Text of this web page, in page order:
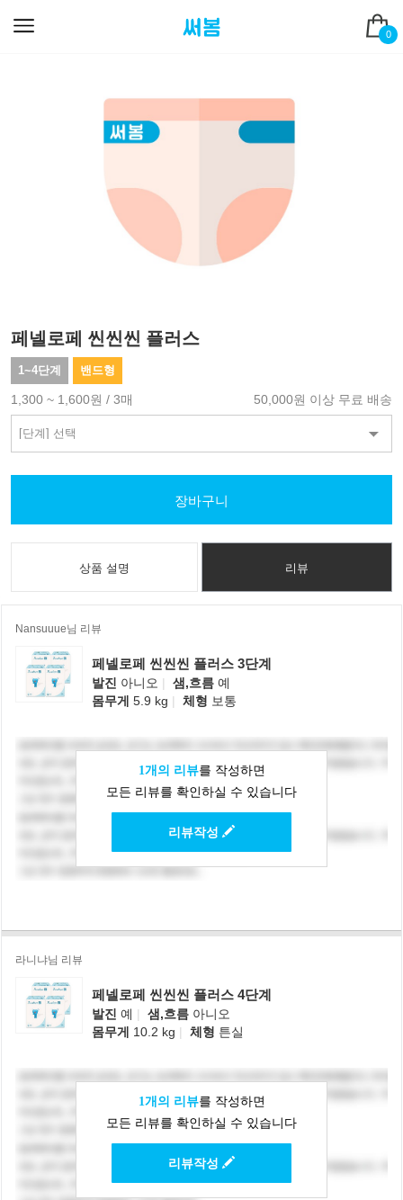
0
페넬로페 씬씬씬 플러스
1~4단계 밴드형
1,300 ~ 1,600원 / 3매 50,000원 이상 무료 배송
장바구니
상품 설명 리뷰
Nansuuue님 리뷰
페넬로페 씬씬씬 플러스 3단계
발진 아니오 | 샘,흐름 예
몸무게 5.9 kg | 체형 보통
1개의 리뷰를 작성하면
모든 리뷰를 확인하실 수 있습니다
리뷰작성
라니냐님 리뷰
페넬로페 씬씬씬 플러스 4단계
발진 예 | 샘,흐름 아니오
몸무게 10.2 kg | 체형 튼실
1개의 리뷰를 작성하면
모든 리뷰를 확인하실 수 있습니다
리뷰작성